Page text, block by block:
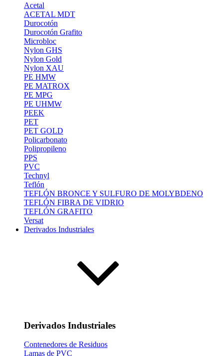
Acetal
ACETAL MDT
Durocotón
Durocotón Grafito
Microbloc
Nylon GHS
Nylon Gold
Nylon XAU
PE HMW
PE MATROX
PE MPG
PE UHMW
PEEK
PET
PET GOLD
Policarbonato
Polipropileno
PPS
PVC
Technyl
Teflón
TEFLÓN BRONCE Y SULFURO DE MOLYBDENO
TEFLÓN FIBRA DE VIDRIO
TEFLÓN GRAFITO
Versat
Derivados Industriales
Derivados Industriales
Contenedores de Residuos
Lamas de PVC